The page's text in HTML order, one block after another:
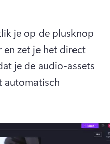
je op de plusknop
zet je het direct
je de audio-assets
automatisch